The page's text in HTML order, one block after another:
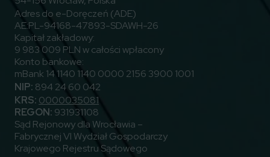
Adres do e-Doręczeń (ADE)
AE:PL-94168-47893-SDAWH-26
Kapitał zakładowy:
9 983 009 PLN w całości wpłacony
Konto bankowe:
mBank 14 1140 1140 0000 2156 3900 1001
NIP: 894 24 60 042
KRS: 0000035081
REGON: 931931108
Sąd Rejonowy dla Wrocławia –
Fabrycznej VI Wydział Gospodarczy
Krajowego Rejestru Sądowego